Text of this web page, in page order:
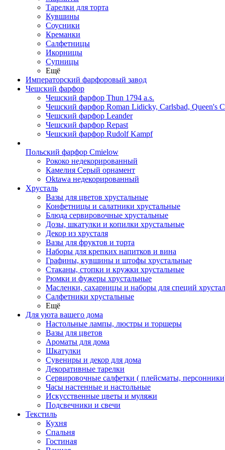
Тарелки для торта
Кувшины
Соусники
Креманки
Салфетницы
Икорницы
Супницы
Ещё
Императорский фарфоровый завод
Чешский фарфор
Чешский фарфор Thun 1794 a.s.
Чешский фарфор Roman Lidicky, Carlsbad, Queen's
Чешский фарфор Leander
Чешский фарфор Repast
Чешский фарфор Rudolf Kampf
Польский фарфор Сmielow
Рококо недекорированный
Камелия Серый орнамент
Oktawa недекорированный
Хрусталь
Вазы для цветов хрустальные
Конфетницы и салатники хрустальные
Блюда сервировочные хрустальные
Дозы, шкатулки и копилки хрустальные
Декор из хрусталя
Вазы для фруктов и торта
Наборы для крепких напитков и вина
Графины, кувшины и штофы хрустальные
Стаканы, стопки и кружки хрустальные
Рюмки и фужеры хрустальные
Масленки, сахарницы и наборы для специй
Салфетники хрустальные
Ещё
Для уюта вашего дома
Настольные лампы, люстры и торшеры
Вазы для цветов
Ароматы для дома
Шкатулки
Сувениры и декор для дома
Декоративные тарелки
Сервировочные салфетки ( плейсматы,
Часы настенные и настольные
Искусственные цветы и муляжи
Подсвечники и свечи
Текстиль
Кухня
Спальня
Гостиная